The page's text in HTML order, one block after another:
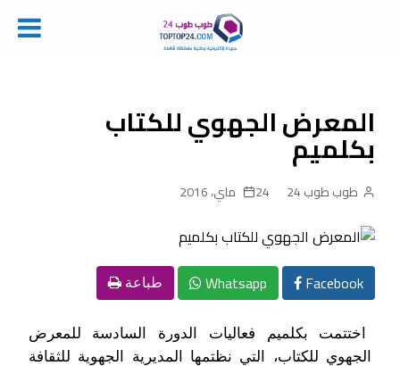
contentالمعرض الجهوي للكتاب
بكلميم
طوب طوب 24 24 ماي، 2016
Facebook
Whatsapp طباعة
اختتمت بكلميم فعاليات الدورة السادسة للمعرض
الجهوي للكتاب، التي نظتمها المديرية الجهوية للثقافة